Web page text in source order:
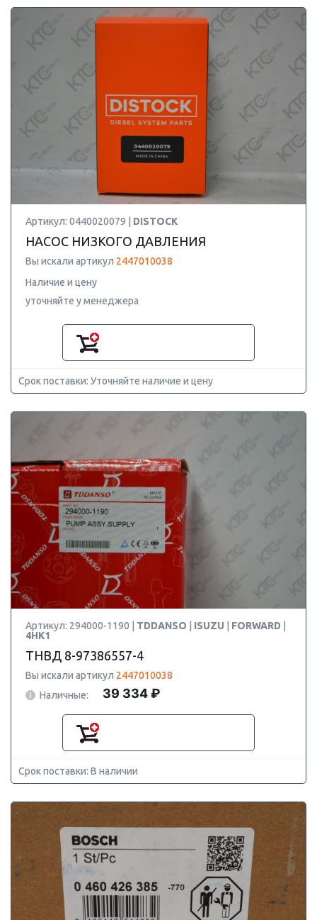
Артикул: 0440020079 | DISTOCK
НАСОС НИЗКОГО ДАВЛЕНИЯ
Вы искали артикул 2447010038
Наличие и цену
уточняйте у менеджера
Срок поставки: Уточняйте наличие и цену
Артикул: 294000-1190 | TDDANSO ISUZU FORWARD
4HK1
ТНВД 8-97386557-4
Вы искали артикул 2447010038
Наличные:
39 334 ₽
Срок поставки: В наличии